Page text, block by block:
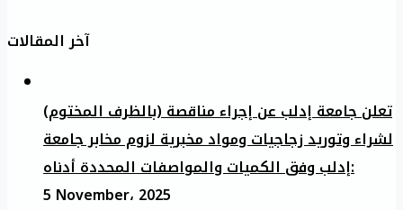
آخر المقالات
تعلن جامعة إدلب عن إجراء مناقصة (بالظرف المختوم)
لشراء وتوريد زجاجيات ومواد مخبرية لزوم مخابر جامعة
إدلب وفق الكميات والمواصفات المحددة أدناه:
5 November، 2025